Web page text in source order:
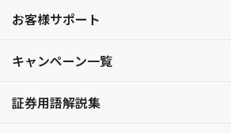
お客様サポート
キャンペーン一覧
証券用語解説集